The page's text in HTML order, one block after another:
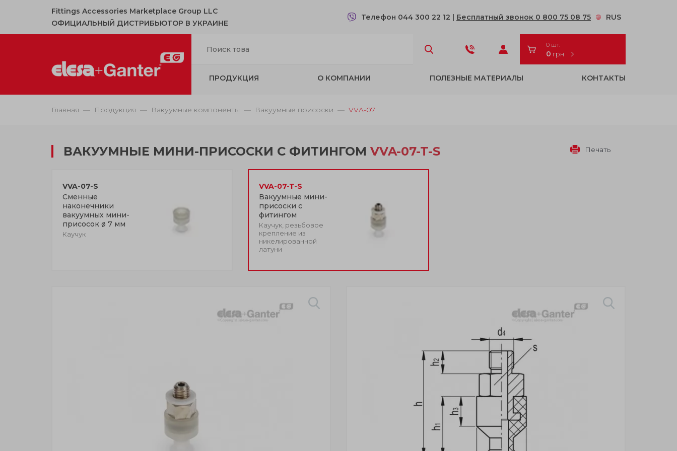
Fittings Accessories Marketplace Group LLC
ОФИЦИАЛЬНЫЙ ДИСТРИБЬЮТОР В УКРАИНЕ
Телефон 044 300 22 12 | Бесплатный звонок 0 800 75 08 75 RUS
0 шт.
0 грн
ПРОДУКЦИЯ О КОМПАНИИ ПОЛЕЗНЫЕ МАТЕРИАЛЫ КОНТАКТЫ
Главная Продукция Вакуумные компоненты Вакуумные присоски VVA-07
ВАКУУМНЫЕ МИНИ-ПРИСОСКИ С ФИТИНГОМ VVA-07-T-S Печать
VVA-07-S
Сменные
наконечники
вакуумных мини-
присосок ø 7 мм
Каучук
VVA-07-T-S
Вакуумные мини-
присоски с
фитингом
Каучук, резьбовое
крепление из
никелированной
латуни